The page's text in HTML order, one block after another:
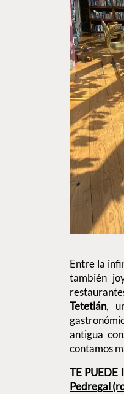
Entre la
también
Tetetlán,
antigua
contamos
TE PUEDE
Pedregal